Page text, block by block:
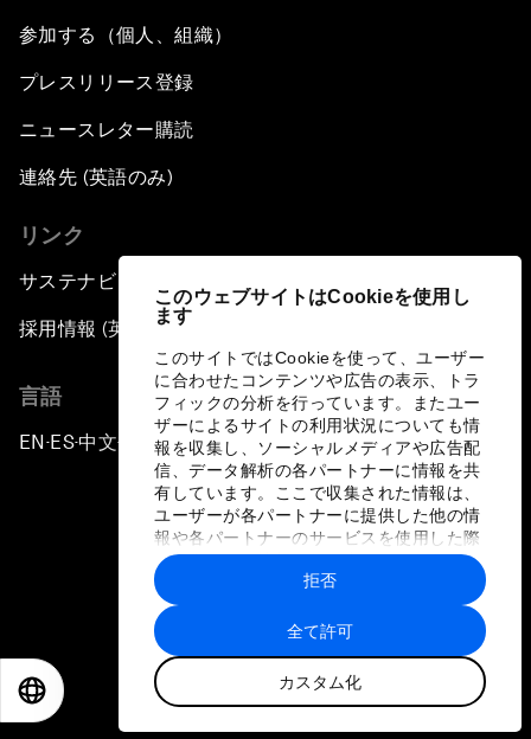
このウェブサイトはCookieを使用し
ます
このサイトではCookieを使って、ユーザー
に合わせたコンテンツや広告の表示、トラ
フィックの分析を行っています。またユー
ザーによるサイトの利用状況についても情
報を収集し、ソーシャルメディアや広告配
信、データ解析の各パートナーに情報を共
有しています。ここで収集された情報は、
ユーザーが各パートナーに提供した他の情
報や各パートナーのサービスを使用した際
に収集された情報と組み合わされ、各パー
トナーによって使用されることがありま
す。
全て許可
カスタム化
拒否
参加する（個人、組織）
プレスリリース登録
ニュースレター購読
連絡先 (英語のみ)
リンク
サステナビリティへの取り組み
採用情報 (英語のみ)
言語
EN ▪ES▪中文▪ 日本語
プライバシーポリシーと利用規約
サイトマップ
©
世界経済フォーラム